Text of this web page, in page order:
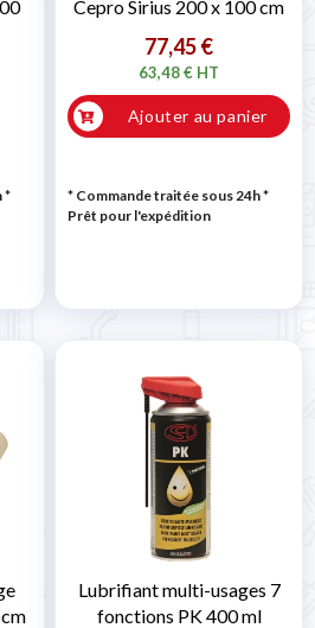
*
Cepro Sirius 200 x 100 cm
77,45 €
63,48 € HT
Ajouter au panier
* Commande traitée sous 24h*
Prêt pour l'expédition
Lubrifiant multi-usages 7
fonctions PK 400 ml